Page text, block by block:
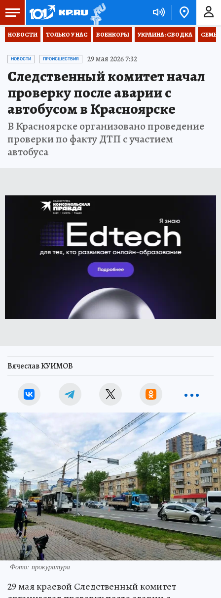
НОВОСТИ ТОЛЬКО У НАС ВОЕНКОРЫ УКРАИНА: СВОДКА
НОВОСТИ ПРОИСШЕСТВИЯ 29 мая 2026 7:32
Следственный комитет начал
проверку после аварии с
автобусом в Красноярске
В Красноярске организовано проведение
проверки по факту ДТП с участием
автобуса
Вячеслав КУИМОВ
Фото: прокуратура
29 мая краевой Следственный комитет